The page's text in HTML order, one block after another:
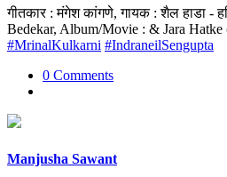
गीतकार : मंगेश कांगणे, गायक : शैल हाडा -
Bedekar, Album/Movie : & Jara Hatke
#MrinalKulkarni #IndraneilSengupta
0 Comments
Manjusha Sawant